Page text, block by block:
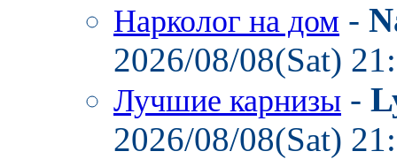
Нарколог на дом -
2026/08/08(Sat)
Лучшие карнизы -
2026/08/08(Sat)